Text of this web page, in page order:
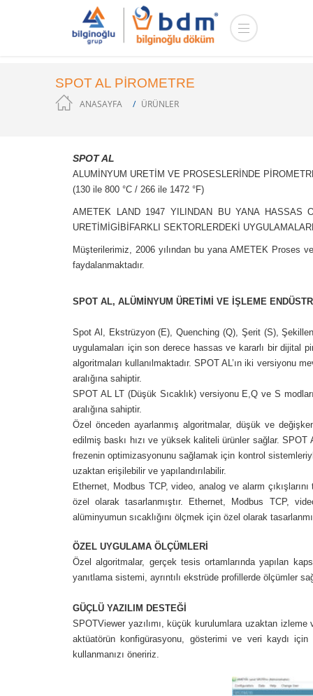
SPOT AL PİROMETRE
ANASAYFA ÜRÜNLER
SPOT AL
ALUMİNYUM URETİM VE PROSESLERİNDE
(130 ile 800 °C / 266 ile 1472 °F)
AMETEK LAND 1947 YILINDAN BU YANA HASSAS
URETİMİGİBİFARKLI SEKTORLERDEKİ
Müşterilerimiz, 2006 yılından bu yana AMETEK Proses
faydalanmaktadır.
SPOT AL, ALÜMİNYUM ÜRETİMİ VE İŞLEME
Spot Al, Ekstrüzyon (E), Quenching (Q), Şerit (S),
uygulamaları için son derece hassas ve kararlı bir dijital
algoritmaları kullanılmaktadır. SPOT AL’ın iki versiyonu
aralığına sahiptir.
SPOT AL LT (Düşük Sıcaklık) versiyonu E,Q ve S
aralığına sahiptir.
Özel önceden ayarlanmış algoritmalar, düşük ve
edilmiş baskı hızı ve yüksek kaliteli ürünler sağlar.
frezenin optimizasyonunu sağlamak için kontrol
uzaktan erişilebilir ve yapılandırılabilir.
Ethernet, Modbus TCP, video, analog ve alarm
özel olarak tasarlanmıştır. Ethernet, Modbus TCP,
alüminyumun sıcaklığını ölçmek için özel olarak
ÖZEL UYGULAMA ÖLÇÜMLERİ
Özel algoritmalar, gerçek tesis ortamlarında yapılan
yanıtlama sistemi, ayrıntılı ekstrüde profillerde ölçümler
GÜÇLÜ YAZILIM DESTEĞİ
SPOTViewer yazılımı, küçük kurulumlara uzaktan
aktüatörün konfigürasyonu, gösterimi ve veri kaydı
kullanmanızı öneririz.